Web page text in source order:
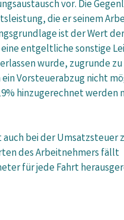
vor. Die
die er seinem
ist der Wert der
entgeltliche sonstige
wurde, zugrunde zu
Vorsteuerabzug nicht
hinzugerechnet werden
bei der Umsatzsteuer
des Arbeitnehmers fällt
für jede Fahrt